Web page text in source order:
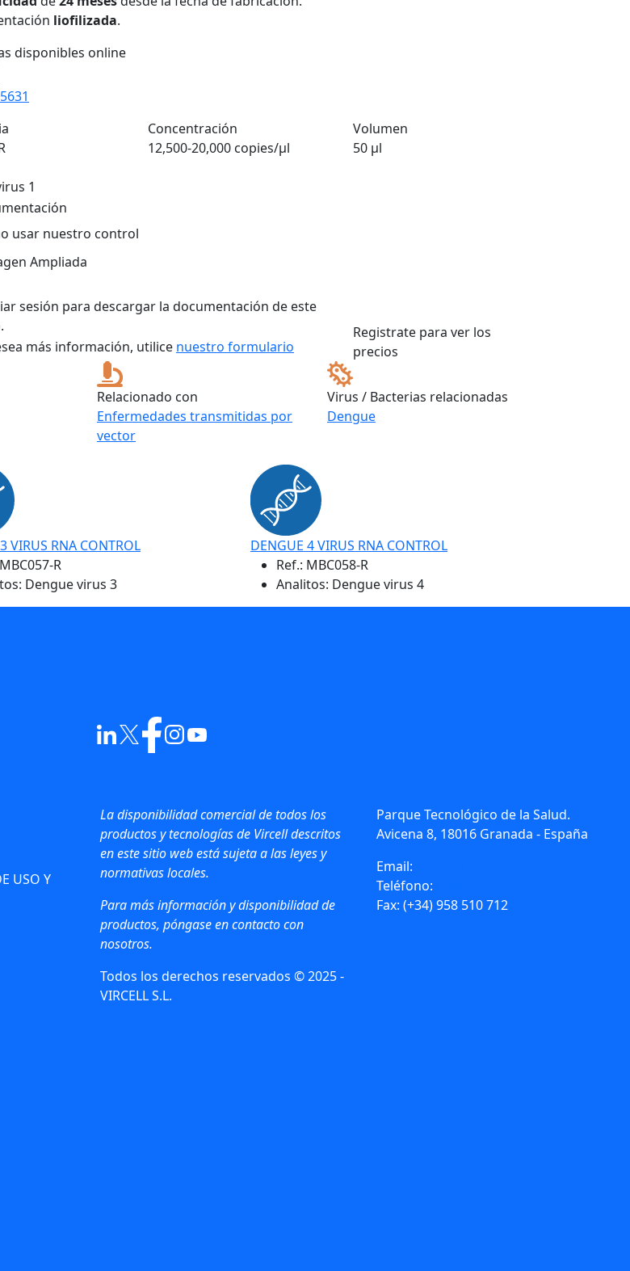
liofilizada.
disponibles online
Concentración
12,500-20,000 copies/µl
Volumen
50 µl
1
usar nuestro control
sesión para descargar la documentación de este
más información, utilice nuestro formulario
Registrate para ver los
precios
Relacionado con
Enfermedades transmitidas por
vector
Virus / Bacterias relacionadas
Dengue
VIRUS RNA CONTROL
MBC057-R
Dengue virus 3
DENGUE 4 VIRUS RNA CONTROL
Ref.: MBC058-R
Analitos: Dengue virus 4
USO Y
La disponibilidad comercial de todos los
productos y tecnologías de Vircell descritos
en este sitio web está sujeta a las leyes y
normativas locales.
Para más información y disponibilidad de
productos, póngase en contacto con
nosotros.
Todos los derechos reservados © 2025 -
VIRCELL S.L.
Parque Tecnológico de la Salud.
Avicena 8, 18016 Granada - España
Email:
Teléfono:
Fax: (+34) 958 510 712